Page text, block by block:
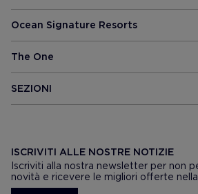
Ocean Signature Resorts
The One
SEZIONI
ISCRIVITI ALLE NOSTRE NOTIZIE
Iscriviti alla nostra newsletter per non
novità e ricevere le migliori offerte